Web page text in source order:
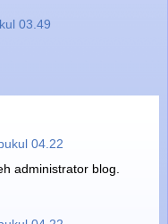
03.49
04.22
administrator blog.